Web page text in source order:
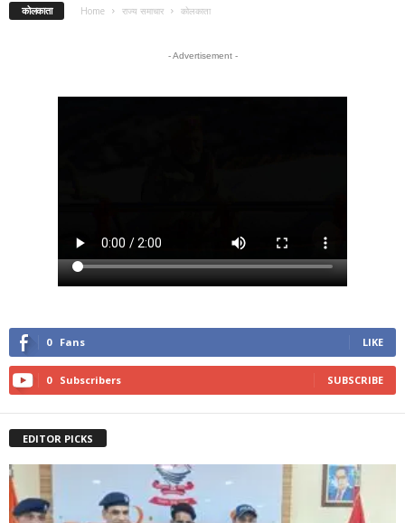
कोलकाता Home राज्य समाचार कोलकाता
- Advertisement -
0 Fans LIKE
0 Subscribers SUBSCRIBE
EDITOR PICKS